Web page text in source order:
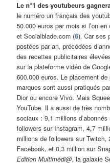
Le n°1 des youtubeurs
le numéro un français des
50.000 euros par mois si l’on
et Socialblade.com (6). Car ses
postées par an, précédées
des recettes publicitaires
sur la plateforme vidéo de
600.000 euros. Le placement de
marques sont aussi pratiqués
Dior ou encore Vivo. Mais
YouTube. Il a aussi de très
sociaux : 9,1 millions
followers sur Instagram, 4,7
millions de followers sur Twitch,
Facebook, et 0,3 million sur
Edition Multimédi@, la galaxie